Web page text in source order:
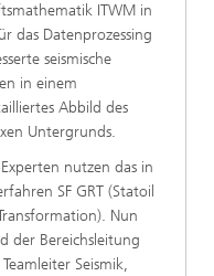
ITWM in
das Datenprozessing
seismische
in einem
Abbild des
Untergrunds.
nutzen das in
SF GRT (Statoil
Nun
der Bereichsleitung
Seismik,